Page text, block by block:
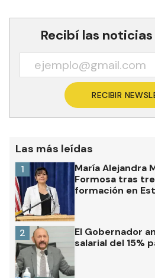
Recibí las
RECIBIR
Las más leídas
María Alejandra
Formosa tras
formación en
1
El Gobernador
salarial del 15%
2